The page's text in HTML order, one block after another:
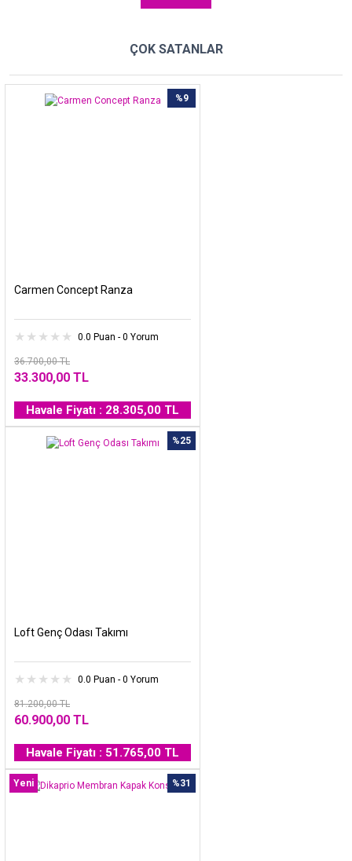
ÇOK SATANLAR
%9
Carmen Concept Ranza
0.0 Puan - 0 Yorum
36.700,00 TL
33.300,00 TL
Havale Fiyatı : 28.305,00 TL
%25
Loft Genç Odası Takımı
0.0 Puan - 0 Yorum
81.200,00 TL
60.900,00 TL
Havale Fiyatı : 51.765,00 TL
%31
Yeni